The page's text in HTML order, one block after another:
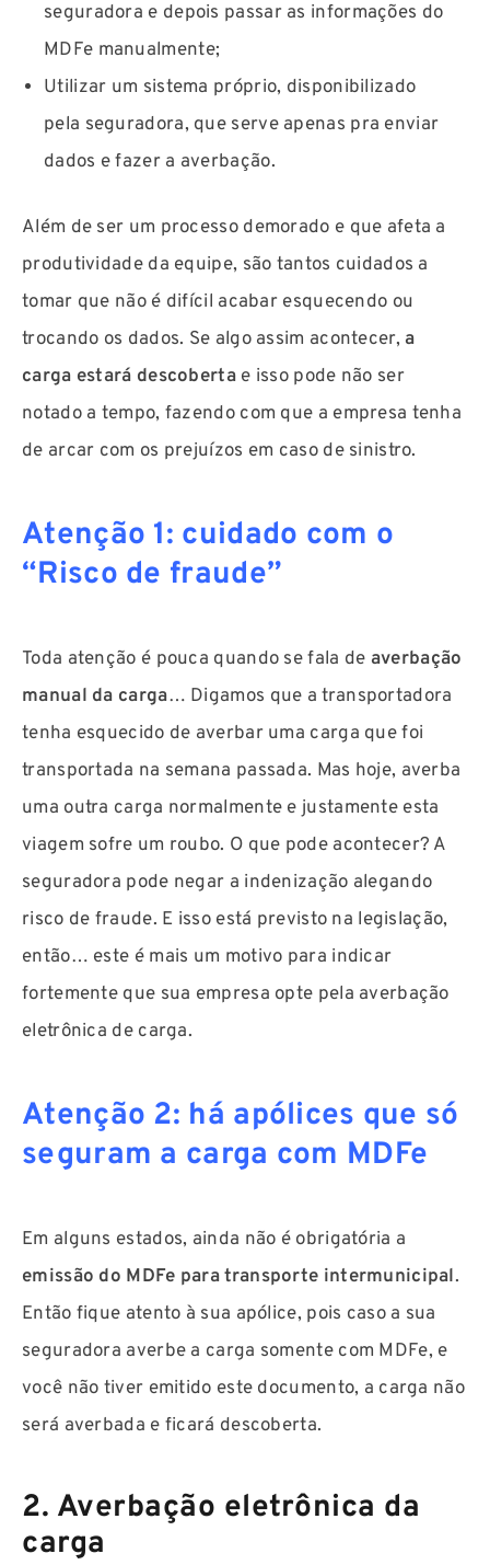
seguradora e depois passar as informações do
MDFe manualmente;
Utilizar um sistema próprio, disponibilizado
pela seguradora, que serve apenas pra enviar
dados e fazer a averbação.
Além de ser um processo demorado e que afeta a
produtividade da equipe, são tantos cuidados a
tomar que não é difícil acabar esquecendo ou
trocando os dados. Se algo assim acontecer, a
carga estará descobertae isso pode não ser
notado a tempo, fazendo com que a empresa tenha
de arcar com os prejuízos em caso de sinistro.
Atenção 1: cuidado com o
“Risco de fraude”
Toda atenção é pouca quando se fala de averbação
manual da carga… Digamos que a transportadora
tenha esquecido de averbar uma carga que foi
transportada na semana passada. Mas hoje, averba
uma outra carga normalmente e justamente esta
viagem sofre um roubo. O que pode acontecer? A
seguradora pode negar a indenização alegando
risco de fraude. E isso está previsto na legislação,
então… este é mais um motivo para indicar
fortemente que sua empresa opte pela averbação
eletrônica de carga.
Atenção 2: há apólices que só
seguram a carga com MDFe
Em alguns estados, ainda não é obrigatória a
emissão do MDFe para transporte intermunicipal.
Então fique atento à sua apólice, pois caso a sua
seguradora averbe a carga somente com MDFe, e
você não tiver emitido este documento, a carga não
será averbada e ficará descoberta.
2. Averbação eletrônica da
carga